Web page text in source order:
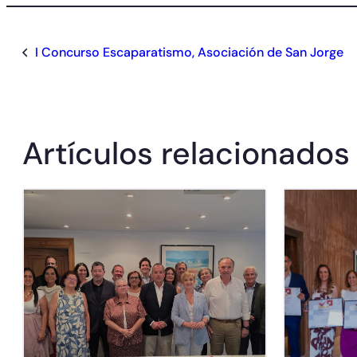
I Concurso Escaparatismo, Asociación de San Jorge
Artículos relacionados